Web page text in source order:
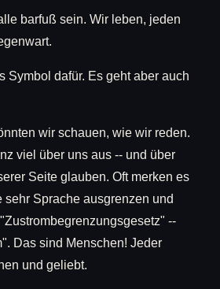
barfuß sein. Wir leben, jeden
Symbol dafür. Es geht aber auch
wir schauen, wie wir reden.
viel über uns aus -- und über
Seite glauben. Oft merken es
Sprache ausgrenzen und
--
Das sind Menschen! Jeder
und geliebt.